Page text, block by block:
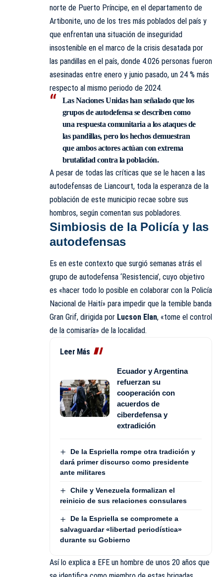
norte de Puerto Príncipe, en el departamento de
Artibonite, uno de los tres más poblados del país y
que enfrentan una situación de inseguridad
insostenible en el marco de la crisis desatada por
las pandillas en el país, donde 4.026 personas fueron
asesinadas entre enero y junio pasado, un 24 % más
respecto al mismo periodo de 2024.
LasNaciones Unidashan señalado que los
grupos de autodefensa se describen como
una respuesta comunitaria a los ataques de
las pandillas, pero los hechos demuestran
que ambos actores actúan con extrema
brutalidad contra la población.
A pesar de todas las críticas que se le hacen a las
autodefensas de Liancourt, toda la esperanza de la
población de este municipio recae sobre sus
hombros, según comentan sus pobladores.
Simbiosis de la Policía y las
autodefensas
Es en este contexto que surgió semanas atrás el
grupo de autodefensa ‘Resistencia’, cuyo objetivo
es «hacer todo lo posible en colaborar con la Policía
Nacional de Haití» para impedir que la temible banda
Gran Grif, dirigida por Lucson Elan, «tome el control
de la comisaría» de la localidad.
Leer Más
Ecuador y Argentina
refuerzan su
cooperación con
acuerdos de
ciberdefensa y
extradición
De la Espriella rompe otra tradición y
dará primer discurso como presidente
ante militares
Chile y Venezuela formalizan el
reinicio de sus relaciones consulares
De la Espriella se compromete a
salvaguardar «libertad periodística»
durante su Gobierno
Así lo explica a EFE un hombre de unos 20 años que